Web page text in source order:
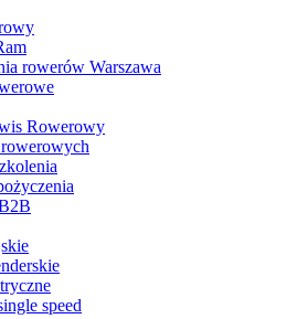
rowerów Warszawa
Rowerowy
speed